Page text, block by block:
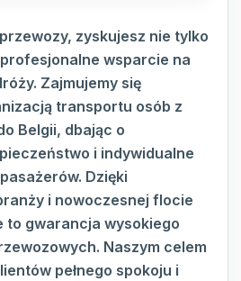
zyskujesz nie tylko
wsparcie na
Zajmujemy się
transportu osób z
Belgii, dbając o
i indywidualne
Dzięki
i nowoczesnej flocie
to gwarancja wysokiego
Naszym celem
pełnego spokoju i